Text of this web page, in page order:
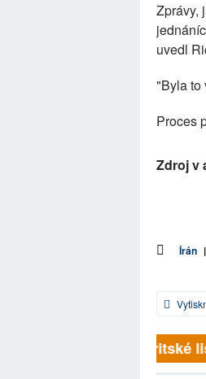
Zprávy,
uvedl
"Byla to
Proces
Zdroj v
Írán |
Britské